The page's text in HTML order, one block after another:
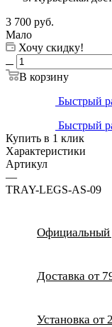
3 700 руб.
Мало
Хочу скидку!
В корзину
Быстрый
Быстрый
Купить в 1 клик
Характеристики
Артикул
—
TRAY-LEGS-AS-09
Официальный
Доставка от
Установка от